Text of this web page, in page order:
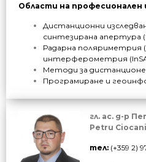
Области на професионален
Дистанционни
синтезирана апертура
Радарна поляриметрия
интерферометрия
Методи за
Програмиране и
гл. ас. д-р
Petru
тел: (+359 2)